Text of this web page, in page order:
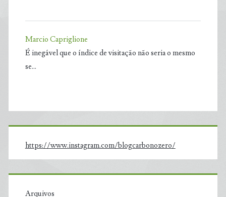
Marcio Capriglione
É inegável que o índice de visitação não seria o mesmo
se…
https://www.instagram.com/blogcarbonozero/
Arquivos